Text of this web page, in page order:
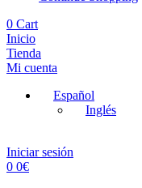
0 Cart
Inicio
Tienda
Mi cuenta
Español
Inglés
Iniciar sesión
0 0€